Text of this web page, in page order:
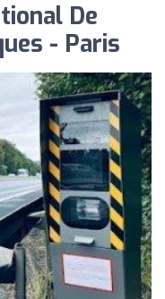
De
- Paris